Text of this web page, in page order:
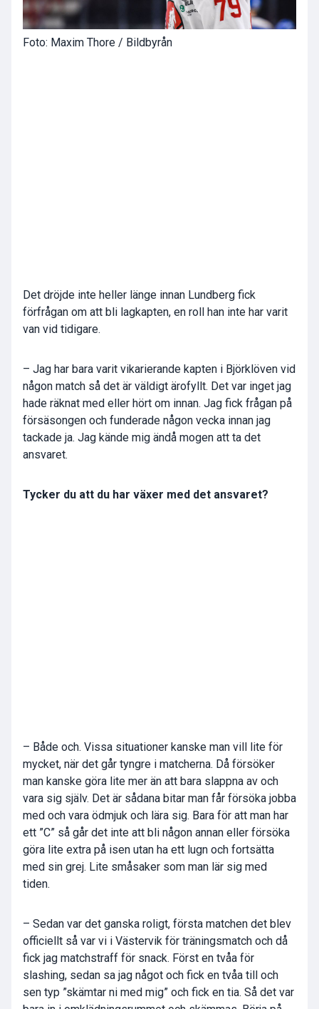
Foto: Maxim Thore / Bildbyrån
Det dröjde inte heller länge innan Lundberg fick
förfrågan om att bli lagkapten, en roll han inte har varit
van vid tidigare.
– Jag har bara varit vikarierande kapten i Björklöven vid
någon match så det är väldigt ärofyllt. Det var inget jag
hade räknat med eller hört om innan. Jag fick frågan på
försäsongen och funderade någon vecka innan jag
tackade ja. Jag kände mig ändå mogen att ta det
ansvaret.
Tycker du att du har växer med det ansvaret?
– Både och. Vissa situationer kanske man vill lite för
mycket, när det går tyngre i matcherna. Då försöker
man kanske göra lite mer än att bara slappna av och
vara sig själv. Det är sådana bitar man får försöka jobba
med och vara ödmjuk och lära sig. Bara för att man har
ett ”C” så går det inte att bli någon annan eller försöka
göra lite extra på isen utan ha ett lugn och fortsätta
med sin grej. Lite småsaker som man lär sig med
tiden.
– Sedan var det ganska roligt, första matchen det blev
officiellt så var vi i Västervik för träningsmatch och då
fick jag matchstraff för snack. Först en tvåa för
slashing, sedan sa jag något och fick en tvåa till och
sen typ ”skämtar ni med mig” och fick en tia. Så det var